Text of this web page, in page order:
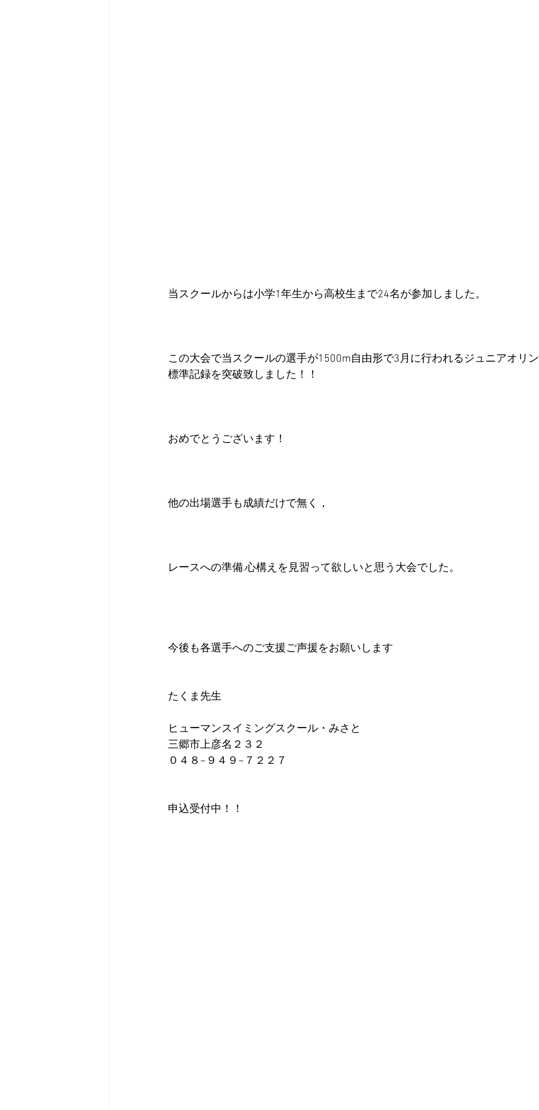
当スクールからは小学1年生から高校生まで24名が参加しました。
この大会で当スクールの選手が1500m自由形で3月に行われるジュニアオリ
標準記録を突破致しました！！
おめでとうございます！
他の出場選手も成績だけで無く，
レースへの準備.心構えを見習って欲しいと思う大会でした。
今後も各選手へのご支援ご声援をお願いします
たくま先生
ヒューマンスイミングスクール・みさと
三郷市上彦名２３２
０４８−９４９−７２２７
申込受付中！！